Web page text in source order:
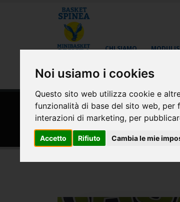
Noi usiamo i cookies
Questo sito web utilizza cookie e
funzionalità di base del sito web, per
interazioni di marketing, per
Accetto Rifiuto Cambia le mie
CHI SIAMO
AREA RISERVATA
HOME NEWS
News